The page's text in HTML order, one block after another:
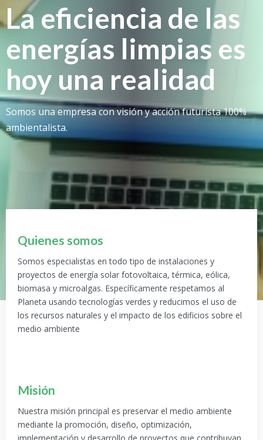
La eficiencia de las
energías limpias es
hoy una realidad
Somos una empresa con visión y acción futurista 100%
ambientalista.
Quienes somos
Somos especialistas en todo tipo de instalaciones y
proyectos de energía solar fotovoltaica, térmica, eólica,
biomasa y microalgas. Específicamente respetamos al
Planeta usando tecnologías verdes y reducimos el uso de
los recursos naturales y el impacto de los edificios sobre el
medio ambiente
Misión
Nuestra misión principal es preservar el medio ambiente
mediante la promoción, diseño, optimización,
implementación y desarrollo de proyectos que contribuyan